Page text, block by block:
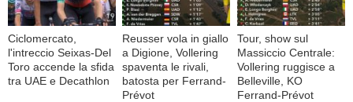
Ciclomercato,
l'intreccio Seixas-Del
Toro accende la sfida
tra UAE e Decathlon
Reusser vola in giallo
a Digione, Vollering
spaventa le rivali,
batosta per Ferrand-
Prévot
Tour, show sul
Massiccio Centrale:
Vollering ruggisce a
Belleville, KO
Ferrand-Prévot